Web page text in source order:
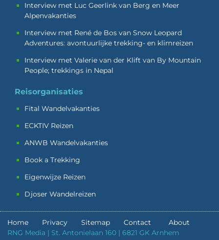
Interview met Luc Geerlink van Berg en Meer
Alpenvakanties
Interview met René de Bos van Snow Leopard
Adventures: avontuurlijke trekking- en klimreizen
Interview met Valerie van der Klift van By Mountain
People; trekkings in Nepal
Reisorganisaties
Fital Wandelvakanties
ECKTIV Reizen
ANWB Wandelvakanties
Book a Trekking
Eigenwijze Reizen
Djoser Wandelreizen
Home Privacy Sitemap Contact
About
RNG Media | St. Antonielaan 160 | 6821 GK Arnhem